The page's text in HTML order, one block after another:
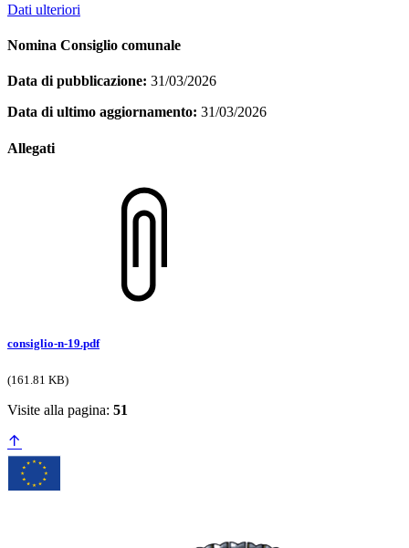
Dati ulteriori
Nomina Consiglio comunale
Data di pubblicazione: 31/03/2026
Data di ultimo aggiornamento: 31/03/2026
Allegati
consiglio-n-19.pdf
(161.81 KB)
Visite alla pagina: 51